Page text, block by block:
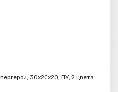
30х20х20, ПУ, 2 цвета